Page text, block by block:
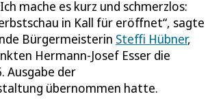
mache es kurz und schmerzlos:
in Kall für eröffnet“, sagte
Bürgermeisterin Steffi Hübner,
Hermann-Josef Esser die
Ausgabe der
übernommen hatte.